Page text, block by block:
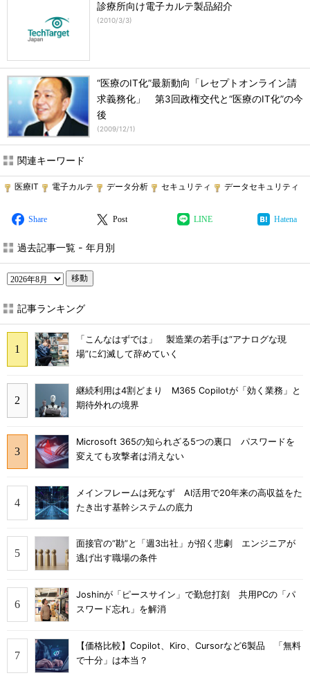
診療所向け電子カルテ製品紹介
(2010/3/3)
“医療のIT化”最新動向「レセプトオンライン請
求義務化」 第3回政権交代と“医療のIT化”の今
後
(2009/12/1)
関連キーワード
医療IT 電子カルテ データ分析 セキュリティ データセキュリティ
Share Post LINE Hatena
過去記事一覧 - 年月別
移動
記事ランキング
「こんなはずでは」 製造業の若手は“アナログな現
場”に幻滅して辞めていく
継続利用は4割どまり M365 Copilotが「効く業務」と
期待外れの境界
Microsoft 365の知られざる5つの裏口 パスワードを
変えても攻撃者は消えない
メインフレームは死なず AI活用で20年来の高収益をた
たき出す基幹システムの底力
面接官の“勘”と「週3出社」が招く悲劇 エンジニアが
逃げ出す職場の条件
Joshinが「ピースサイン」で勤怠打刻 共用PCの「パ
スワード忘れ」を解消
【価格比較】Copilot、Kiro、Cursorなど6製品 「無料
で十分」は本当？